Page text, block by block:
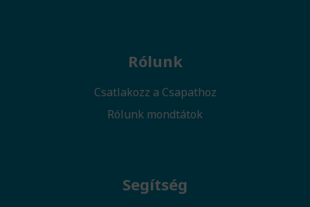
Rólunk
Csatlakozz a Csapathoz
Rólunk mondtátok
Segítség